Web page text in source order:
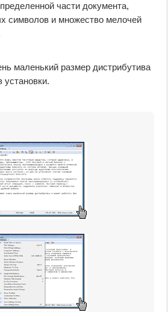
части документа,
символов и множество мелочей
маленький размер дистрибутива
установки.